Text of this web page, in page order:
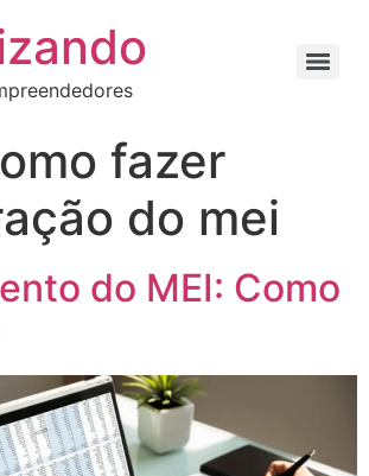
fazer
do mei
do MEI: Como